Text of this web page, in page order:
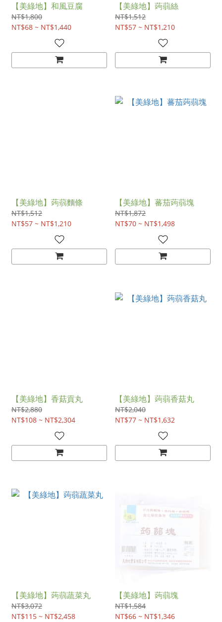
【美綠地】和風豆腐
NT$1,800
NT$68 ~ NT$1,440
【美綠地】蒟蒻絲
NT$1,512
NT$57 ~ NT$1,210
【美綠地】蒟蒻麵條
NT$1,512
NT$57 ~ NT$1,210
【美綠地】蕃茄蒟蒻塊
NT$1,872
NT$70 ~ NT$1,498
【美綠地】香菇貢丸
NT$2,880
NT$108 ~ NT$2,304
【美綠地】蒟蒻香菇丸
NT$2,040
NT$77 ~ NT$1,632
【美綠地】蒟蒻蔬菜丸
NT$3,072
NT$115 ~ NT$2,458
【美綠地】蒟蒻塊
NT$1,584
NT$66 ~ NT$1,346